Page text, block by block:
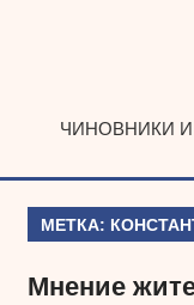
ЧИНОВНИКИ И
МЕТКА:
Мнение